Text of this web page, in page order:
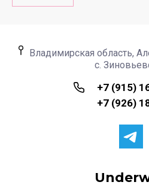
Владимирская область,
с.
+7 (915)
+7 (926)